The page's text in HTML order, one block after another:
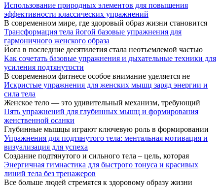
Использование природных элементов для повышения
эффективности классических упражнений
В современном мире, где здоровый образ жизни становится
Трансформация тела йогой базовые упражнения для
гармоничного женского образа
Йога в последние десятилетия стала неотъемлемой частью
Как сочетать базовые упражнения и дыхательные техники для
усиления подтянутости
В современном фитнесе особое внимание уделяется не
Искристые упражнения для женских мышц заряд энергии и
сила тела
Женское тело — это удивительный механизм, требующий
Пять упражнений для глубинных мышц и формирования
женственной осанки
Глубинные мышцы играют ключевую роль в формировании
Упражнения для подтянутого тела: ментальная мотивация и
визуализация для успеха
Создание подтянутого и сильного тела – цель, которая
Энергичная гимнастика для быстрого тонуса и красивых
линий тела без тренажеров
Все больше людей стремятся к здоровому образу жизни